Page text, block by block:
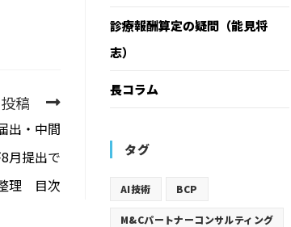
稿
出・中間
8月提出で
理 目次
診療報酬算定の疑問（能見将
志）
長コラム
タグ
AI技術 BCP
M&Cパートナーコンサルティング